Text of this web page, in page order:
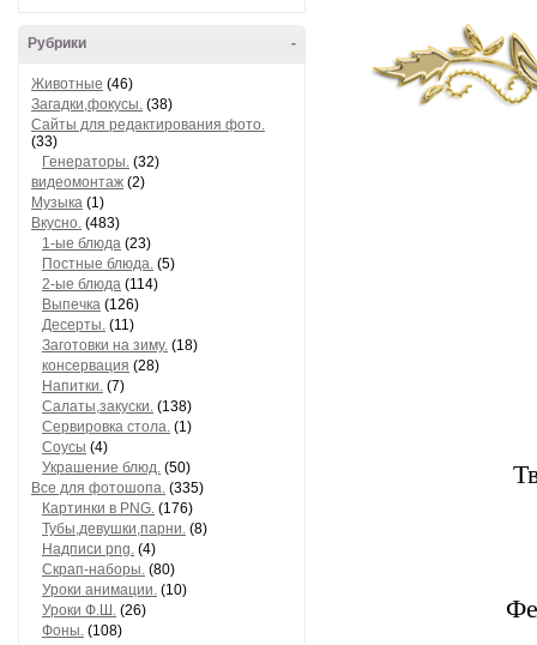
-
Рубрики
Животные (46)
Загадки,фокусы. (38)
Сайты для редактирования фото.
(33)
Генераторы. (32)
видеомонтаж (2)
Музыка (1)
Вкусно. (483)
1-ые блюда (23)
Постные блюда. (5)
2-ые блюда (114)
Выпечка (126)
Десерты. (11)
Заготовки на зиму. (18)
консервация (28)
Напитки. (7)
Салаты,закуски. (138)
Сервировка стола. (1)
Соусы (4)
Украшение блюд. (50)
Все для фотошопа. (335)
Картинки в PNG. (176)
Тубы,девушки,парни. (8)
Надписи png. (4)
Скрап-наборы. (80)
Уроки анимации. (10)
Уроки Ф.Ш. (26)
Фоны. (108)